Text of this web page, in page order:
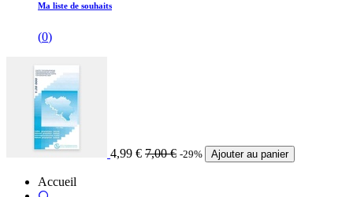
Ma liste de souhaits
(0)
4,99 € 7,00€ -29% Ajouter au panier
Accueil